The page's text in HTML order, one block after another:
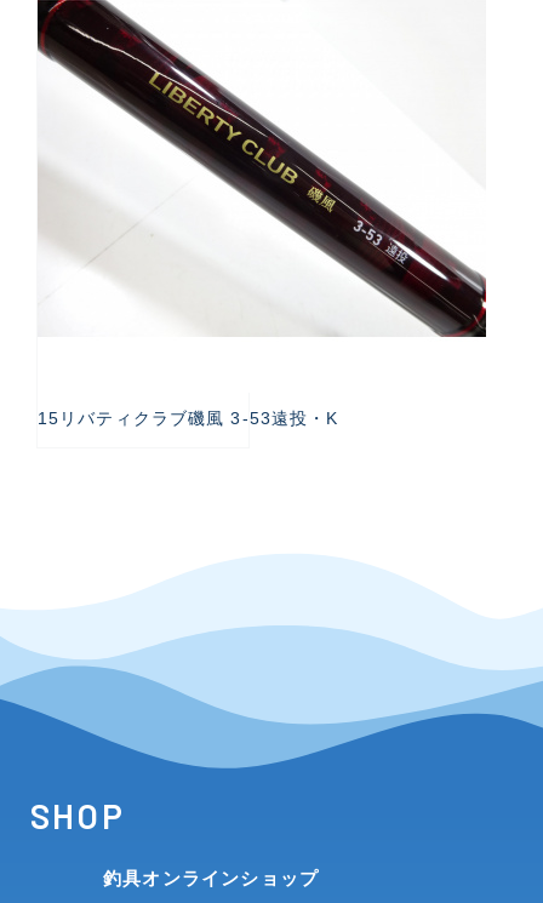
15リバティクラブ磯風 3-53遠投・K
SHOP
釣具オンラインショップ